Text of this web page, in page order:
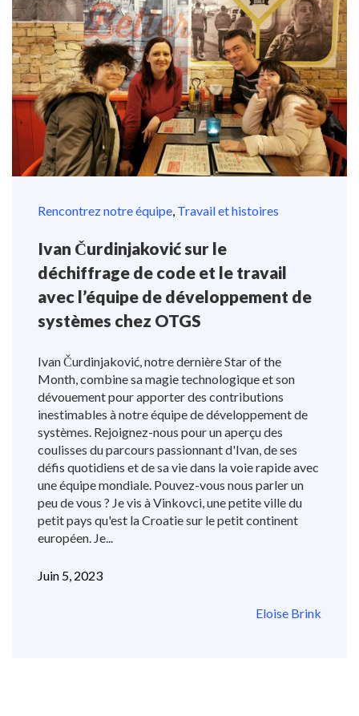
Rencontrez notre équipe, Travail et histoires
Ivan Čurdinjaković sur le
déchiffrage de code et le travail
avec l’équipe de développement de
systèmes chez OTGS
Ivan Čurdinjaković, notre dernière Star of the
Month, combine sa magie technologique et son
dévouement pour apporter des contributions
inestimables à notre équipe de développement de
systèmes. Rejoignez-nous pour un aperçu des
coulisses du parcours passionnant d'Ivan, de ses
défis quotidiens et de sa vie dans la voie rapide avec
une équipe mondiale. Pouvez-vous nous parler un
peu de vous ? Je vis à Vinkovci, une petite ville du
petit pays qu'est la Croatie sur le petit continent
européen. Je...
Juin 5, 2023
Eloise Brink